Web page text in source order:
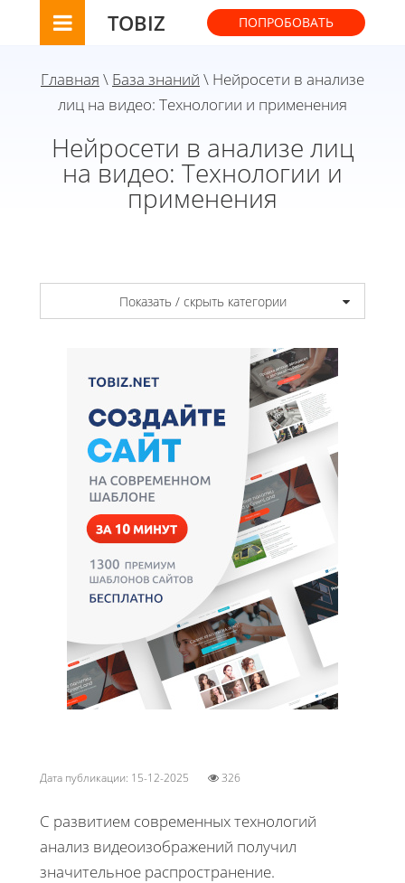
TOBIZ ПОПРОБОВАТЬ
Главная \ База знаний \ Нейросети в анализе
лиц на видео: Технологии и применения
Нейросети в анализе лиц
на видео: Технологии и
применения
Показать / скрыть категории
Дата публикации: 15-12-2025 326
С развитием современных технологий
анализ видеоизображений получил
значительное распространение.